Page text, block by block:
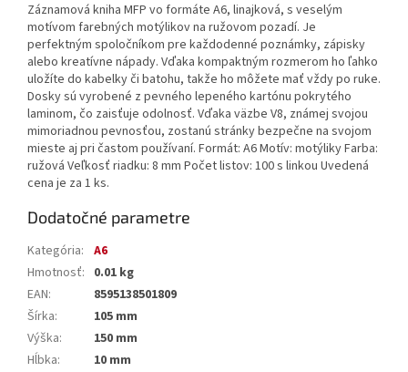
Záznamová kniha MFP vo formáte A6, linajková, s veselým
motívom farebných motýlikov na ružovom pozadí. Je
perfektným spoločníkom pre každodenné poznámky, zápisky
alebo kreatívne nápady. Vďaka kompaktným rozmerom ho ľahko
uložíte do kabelky či batohu, takže ho môžete mať vždy po ruke.
Dosky sú vyrobené z pevného lepeného kartónu pokrytého
laminom, čo zaisťuje odolnosť. Vďaka väzbe V8, známej svojou
mimoriadnou pevnosťou, zostanú stránky bezpečne na svojom
mieste aj pri častom používaní. Formát: A6 Motív: motýliky Farba:
ružová Veľkosť riadku: 8 mm Počet listov: 100 s linkou Uvedená
cena je za 1 ks.
Dodatočné parametre
Kategória: A6
Hmotnosť: 0.01 kg
EAN:
8595138501809
Šírka:
105 mm
Výška:
150 mm
Hĺbka:
10 mm